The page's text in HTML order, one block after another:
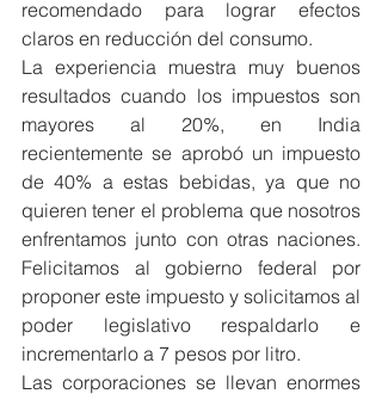
recomendado para lograr efectos
claros en reducción del consumo.
La experiencia muestra muy buenos
resultados cuando los impuestos son
mayores al 20%, en India
recientemente se aprobó un impuesto
de 40% a estas bebidas, ya que no
quieren tener el problema que nosotros
enfrentamos junto con otras naciones.
Felicitamos al gobierno federal por
proponer este impuesto y solicitamos al
poder legislativo respaldarlo e
incrementarlo a 7 pesos por litro.
Las corporaciones se llevan enormes